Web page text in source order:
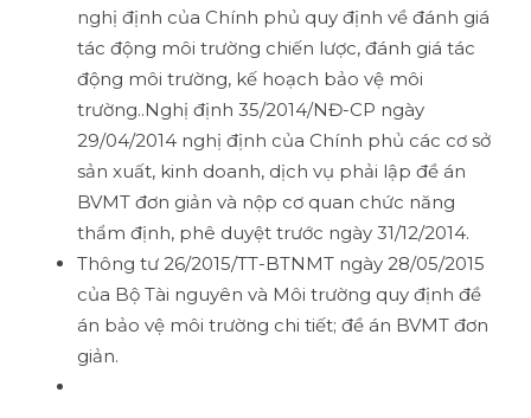
nghị định của Chính phủ quy định về đánh giá
tác động môi trường chiến lược, đánh giá tác
động môi trường, kế hoạch bảo vệ môi
trường..Nghị định 35/2014/NĐ-CP ngày
29/04/2014 nghị định của Chính phủ các cơ sở
sản xuất, kinh doanh, dịch vụ phải lập đề án
BVMT đơn giản và nộp cơ quan chức năng
thẩm định, phê duyệt trước ngày 31/12/2014.
Thông tư 26/2015/TT-BTNMT ngày 28/05/2015
của Bộ Tài nguyên và Môi trường quy định đề
án bảo vệ môi trường chi tiết; đề án BVMT đơn
giản.